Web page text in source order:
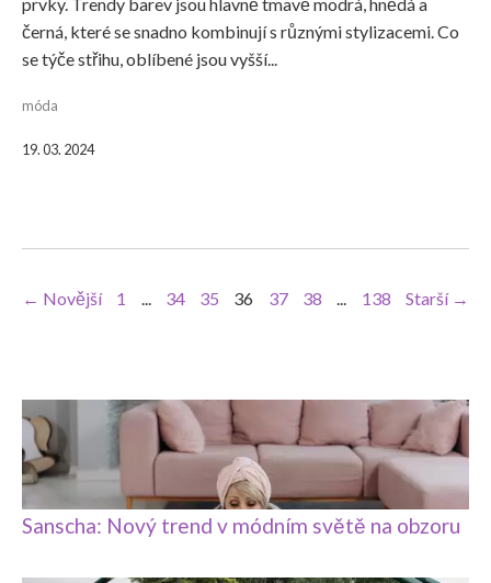
černá, které se snadno kombinují s různými stylizacemi. Co
se týče střihu, oblíbené jsou vyšší...
móda
19. 03. 2024
← Novější 1 ... 34 35 36 37 38 ... 138 Starší →
Sanscha: Nový trend v módním světě na obzoru